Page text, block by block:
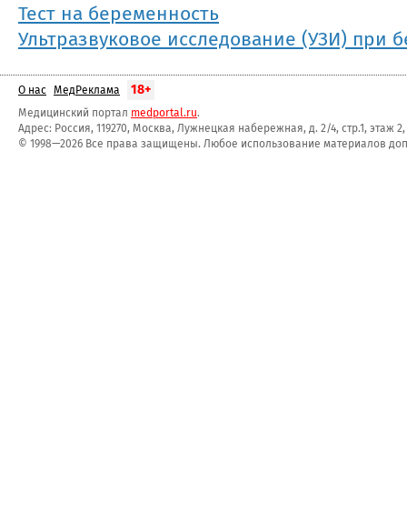
Тест на беременность
Ультразвуковое исследование (УЗИ) при
О нас МедРеклама 18+
Медицинский портал medportal.ru.
Адрес: Россия, 119270, Москва, Лужнецкая набережная, д. 2/4, стр.1, этаж
© 1998—2026 Все права защищены. Любое использование материалов